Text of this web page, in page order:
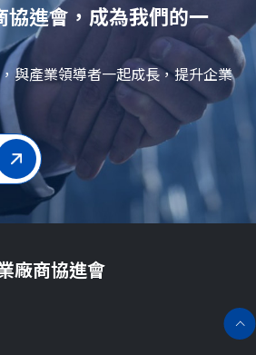
協進會，成為我們的一
與產業領導者一起成長，提升企業
廠商協進會